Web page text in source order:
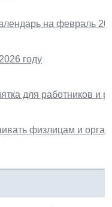
на февраль
году
для работников и
физлицам и